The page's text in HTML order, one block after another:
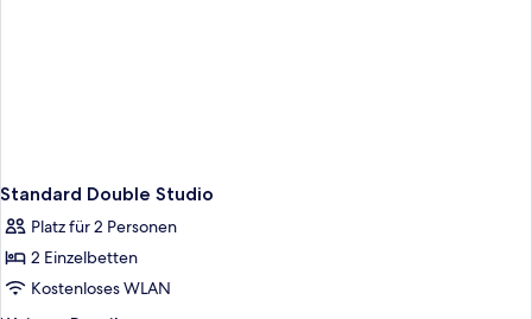
Standard Double Studio
Platz für 2 Personen
2 Einzelbetten
Kostenloses WLAN